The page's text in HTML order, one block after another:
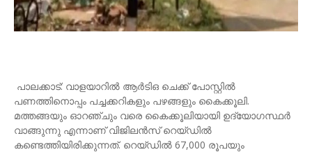
പാലക്കാട്: വാളയാറിൽ ആർടിഒ ചെക്ക് പോസ്റ്റിൽ
പണത്തിനൊപ്പം പച്ചക്കറികളും പഴങ്ങളും കൈക്കൂലി.
മത്തങ്ങയും ഓറഞ്ചും വരെ കൈക്കൂലിയായി ഉദ്യോഗസ്ഥർ
വാങ്ങുന്നു എന്നാണ് വിജിലൻസ് റെയ്ഡിൽ
കണ്ടെത്തിയിരിക്കുന്നത്. റെയ്ഡിൽ 67,000 രൂപയും